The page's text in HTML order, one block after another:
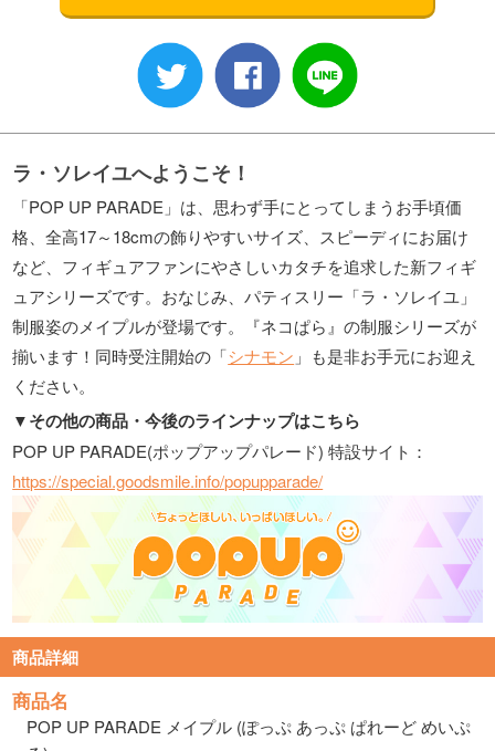
ラ・ソレイユへようこそ！
「POP UP PARADE」は、思わず手にとってしまうお手頃価
格、全高17～18cmの飾りやすいサイズ、スピーディにお届け
など、フィギュアファンにやさしいカタチを追求した新フィギ
ュアシリーズです。おなじみ、パティスリー「ラ・ソレイユ」
制服姿のメイプルが登場です。『ネコぱら』の制服シリーズが
揃います！同時受注開始の「シナモン 」も是非お手元にお迎え
ください。
▼その他の商品・今後のラインナップはこちら
POP UP PARADE(ポップアップパレード) 特設サイト：
https://special.goodsmile.info/popupparade/
商品詳細
商品名
POP UP PARADE メイプル (ぽっぷ あっぷ ぱれーど めいぷ